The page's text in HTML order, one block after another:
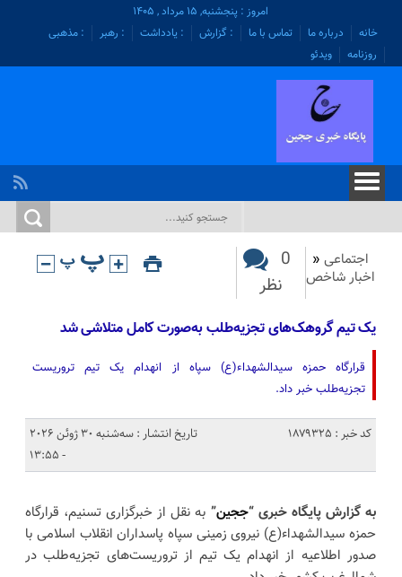
امروز : پنجشنبه, ۱۵ مرداد , ۱۴۰۵
خانه
درباره ما تماس با ما : گزارش : یادداشت : رهبر
: مذهبی
روزنامه
ویدئو
اجتماعی «
اخبار شاخص
0
نظر
یک تیم گروهک‌های تجزیه‌طلب به‌صورت کامل متلاشی شد
قرارگاه حمزه سیدالشهداء(ع) سپاه از انهدام یک تیم تروریست
تجزیه‌طلب خبر داد.
کد خبر : 1879325
تاریخ انتشار : سه‌شنبه 30 ژوئن 2026
- 13:55
به گزارش پایگاه خبری “ججین” به نقل از خبرگزاری تسنیم، قرارگاه
حمزه سیدالشهداء(ع) نیروی زمینی سپاه پاسداران انقلاب اسلامی با
صدور اطلاعیه از انهدام یک تیم از تروریست‌های تجزیه‌طلب در